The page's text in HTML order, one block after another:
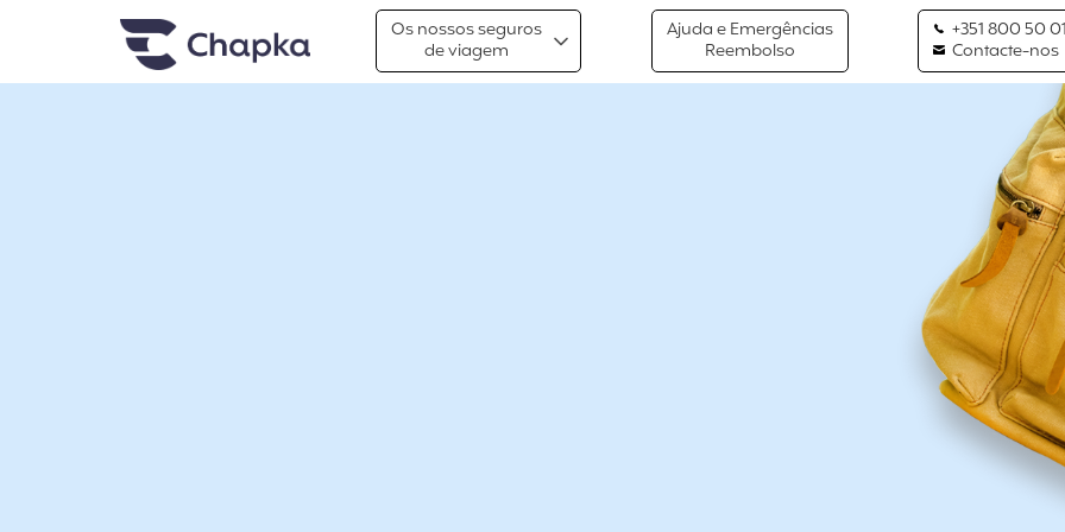
Chapka Seguro Viagem Os nossos seguros
de viagem
Ajuda e Emergências
Reembolso
+351 800 50
Contacte-nos